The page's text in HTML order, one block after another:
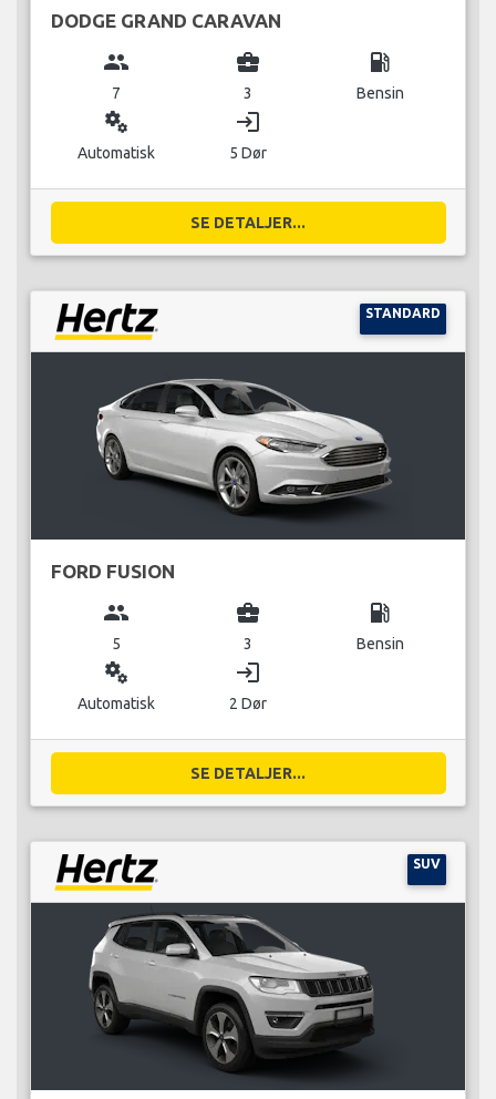
DODGE GRAND CARAVAN
group
7
business_center
3
local_gas_station
Bensin
miscellaneous_services
Automatisk
login
5 Dør
SE DETALJER...
STANDARD
FORD FUSION
group
5
business_center
3
local_gas_station
Bensin
miscellaneous_services
Automatisk
login
2 Dør
SE DETALJER...
SUV